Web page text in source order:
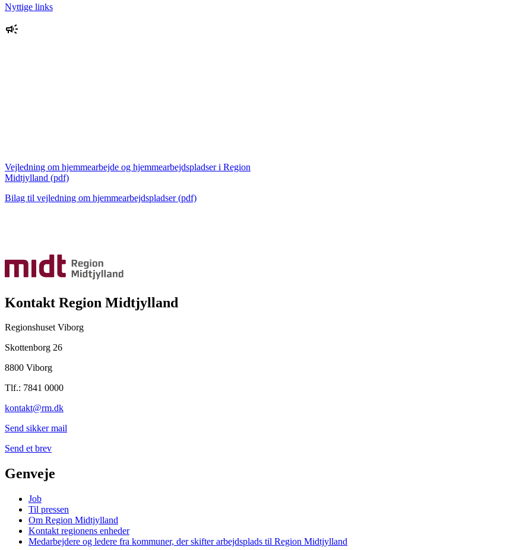
Nyttige links
Vejledning om hjemmearbejde og hjemmearbejdspladser i Region
Midtjylland (pdf)
Bilag til vejledning om hjemmearbejdspladser (pdf)
Kontakt Region Midtjylland
Regionshuset Viborg
Skottenborg 26
8800 Viborg
Tlf.: 7841 0000
kontakt@rm.dk
Send sikker mail
Send et brev
Genveje
Job
Til pressen
Om Region Midtjylland
Kontakt regionens enheder
Medarbejdere og ledere fra kommuner, der skifter arbejdsplads til Region Midtjylland